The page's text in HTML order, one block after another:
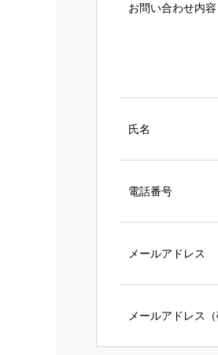
お問い合わせ内容
氏名
電話番号
メールアドレス
メールアドレス（